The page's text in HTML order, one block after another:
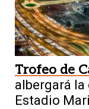
Trofeo de
albergará la
Estadio